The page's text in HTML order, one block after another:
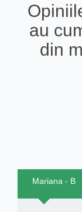
au
din
Mariana - B